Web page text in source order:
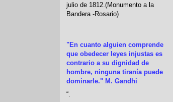
julio de 1812.(Monumento a la
Bandera -Rosario)
"En cuanto alguien comprende
que obedecer leyes injustas es
contrario a su dignidad de
hombre, ninguna tiranía puede
dominarle." M. Gandhi
“.